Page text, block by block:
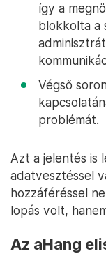
így a
blokkolta a
Végső
problémát.
Azt a jelentés is
adatvesztéssel
hozzáféréssel
lopás volt,
Az aHang